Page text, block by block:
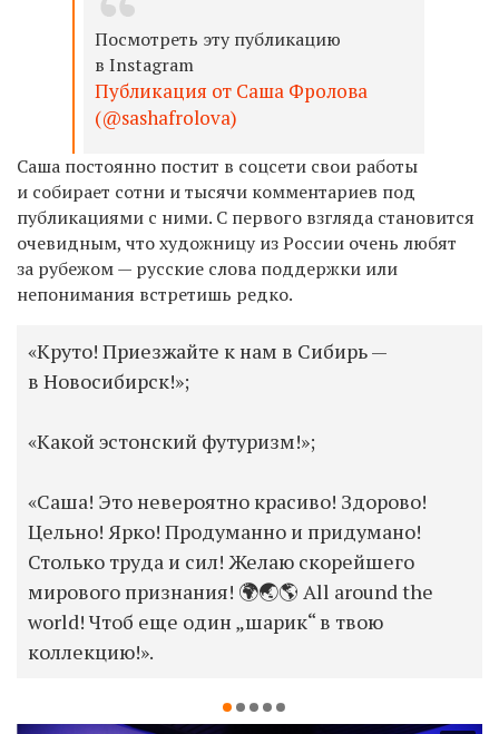
Посмотреть эту публикацию
в Instagram
Публикация от Саша Фролова
(@sashafrolova)
Саша постоянно постит в соцсети свои работы
и собирает сотни и тысячи комментариев под
публикациями с ними. С первого взгляда становится
очевидным, что художницу из России очень любят
за рубежом— русские слова поддержки или
непонимания встретишь редко.
«Круто! Приезжайте к нам в Сибирь —
в Новосибирск!»;
«Какой эстонский футуризм!»;
«Саша! Это невероятно красиво! Здорово!
Цельно! Ярко! Продуманно и придумано!
Столько труда и сил! Желаю скорейшего
мирового признания! 🌍🌏🌎 All around the
world! Чтоб еще один „шарик“ в твою
коллекцию!».